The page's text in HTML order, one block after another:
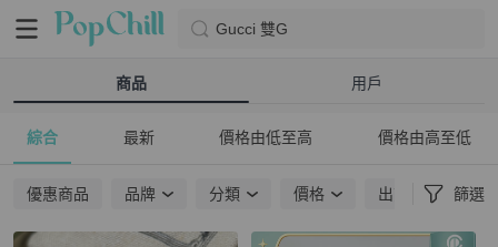
Gucci 雙G
商品 用戶
綜合 最新 價格由低至高 價格由高至低
優惠商品 品牌 分類 價格 出貨地點 篩選